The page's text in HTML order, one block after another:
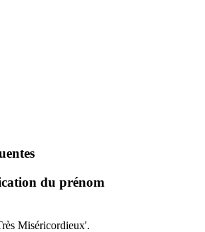
du prénom
Miséricordieux'.